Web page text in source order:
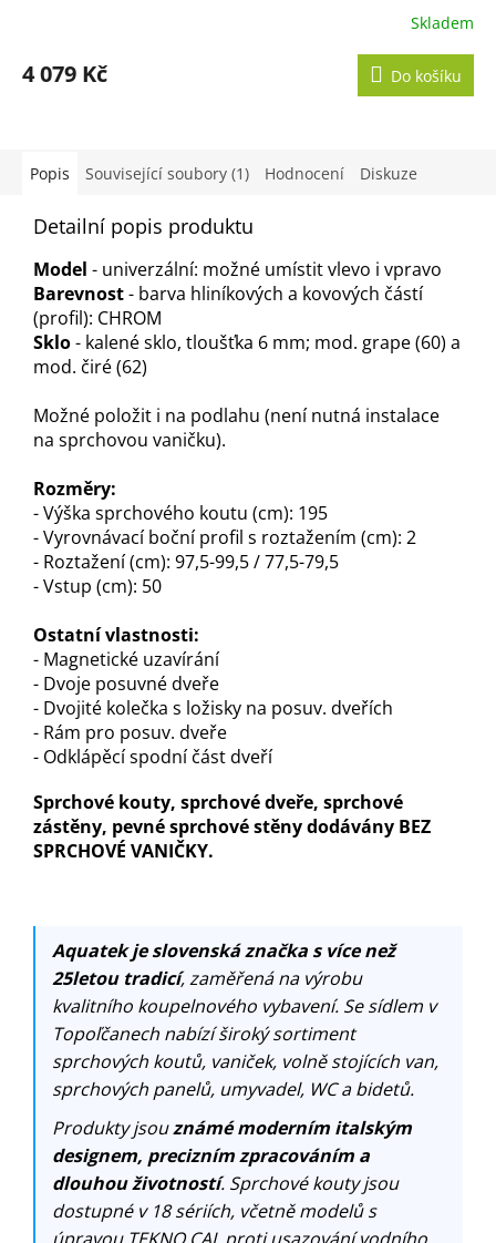
produktu
je
hvězdiček.
Skladem
4 079 Kč Do košíku
Popis Související soubory (1) Hodnocení Diskuze
Detailní popis produktu
Model - univerzální: možné umístit vlevo i vpravo
Barevnost- barva hliníkových a kovových částí
(profil): CHROM
Sklo- kalené sklo, tloušťka 6 mm; mod. grape (60) a
mod. čiré (62)
Možné položit i na podlahu (není nutná instalace
na sprchovou vaničku).
Rozměry:
- Výška sprchového koutu (cm): 195
- Vyrovnávací boční profil s roztažením (cm): 2
- Roztažení (cm): 97,5-99,5 / 77,5-79,5
- Vstup (cm): 50
Ostatní vlastnosti:
- Magnetické uzavírání
- Dvoje posuvné dveře
- Dvojité kolečka s ložisky na posuv. dveřích
- Rám pro posuv. dveře
- Odklápěcí spodní část dveří
Sprchové kouty, sprchové dveře, sprchové
zástěny, pevné sprchové stěny dodávány BEZ
SPRCHOVÉ VANIČKY.
Aquatek je slovenská značka s více než
25letou tradicí, zaměřená na výrobu
kvalitního koupelnového vybavení. Se sídlem v
Topoľčanech nabízí široký sortiment
sprchových koutů, vaniček, volně stojících van,
sprchových panelů, umyvadel, WC a bidetů.
Produkty jsouznámé moderním italským
designem, precizním zpracováním a
dlouhou životností. Sprchové kouty jsou
dostupné v 18 sériích, včetně modelů s